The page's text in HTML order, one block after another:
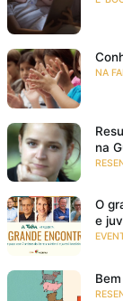
NA
na
O
e